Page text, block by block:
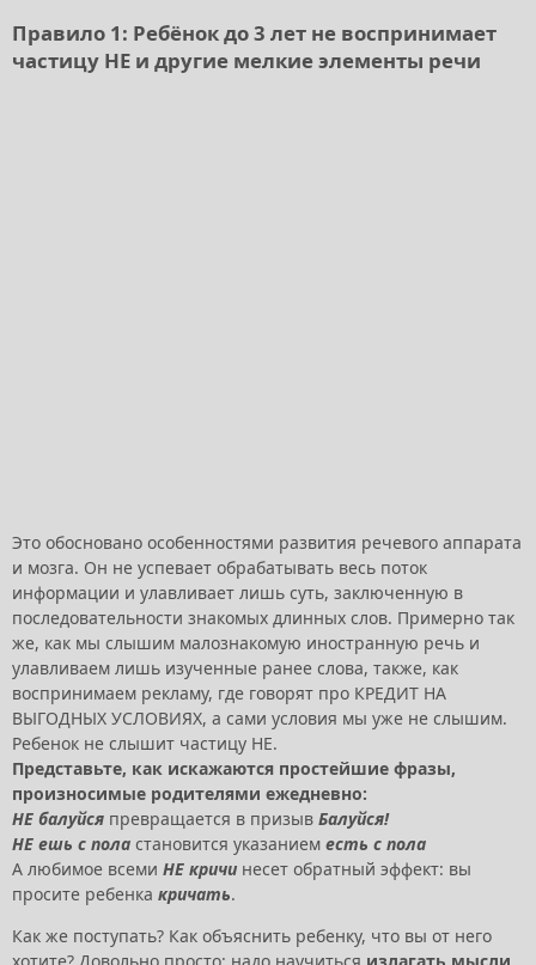
Правило 1: Ребёнок до 3 лет не воспринимает
частицу НЕ и другие мелкие элементы речи
Это обосновано особенностями развития речевого аппарата
и мозга. Он не успевает обрабатывать весь поток
информации и улавливает лишь суть, заключенную в
последовательности знакомых длинных слов. Примерно так
же, как мы слышим малознакомую иностранную речь и
улавливаем лишь изученные ранее слова, также, как
воспринимаем рекламу, где говорят про КРЕДИТ НА
ВЫГОДНЫХ УСЛОВИЯХ, а сами условия мы уже не слышим.
Ребенок не слышит частицу НЕ.
Представьте, как искажаются простейшие фразы,
произносимые родителями ежедневно:
НЕ балуйся превращается в призыв Балуйся!
НЕ ешь с пола становится указанием есть с пола
А любимое всеми НЕ кричи несет обратный эффект: вы
просите ребенка кричать.
Как же поступать? Как объяснить ребенку, что вы от него
хотите? Довольно просто: надо научиться излагать мысли